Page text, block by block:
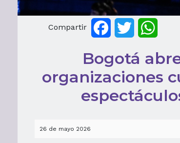
Compartir FacebookTwitter
Bogotá
organizaciones
26 de mayo 2026